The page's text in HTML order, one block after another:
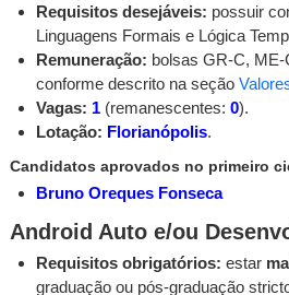
Requisitos desejáveis: possuir
Linguagens Formais e Lógica
Remuneração: bolsas GR-C,
conforme descrito na seção
Vagas: 1 (remanescentes: 0).
Lotação: Florianópolis.
Candidatos aprovados no primeiro
Bruno Oreques Fonseca
Android Auto e/ou
Requisitos obrigatórios: estar
graduação ou pós-graduação